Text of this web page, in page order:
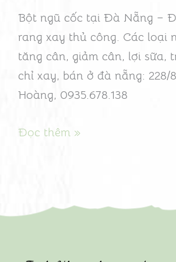
Bột ngũ cốc tại Đà Nẵng –
rang xay thủ công. Các loại
tăng cân, giảm cân, lợi sữa,
chỉ xay, bán ở đà nẵng: 228/
Hoàng, 0935.678.138
cho
lá
gan
khỏe
Đọc thêm »